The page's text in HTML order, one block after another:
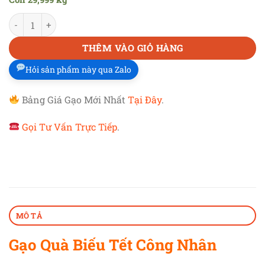
18,000 đ.
tại
là:
17,000 đ.
GẠO QUÀ BIẾU TẾT CÔNG NHÂN
THÊM VÀO GIỎ HÀNG
Hỏi sản phẩm này qua Zalo
Bảng Giá Gạo Mới NhấtTại Đây.
Gọi Tư Vấn Trực Tiếp.
MÔ TẢ
Gạo Quà Biếu Tết Công Nhân